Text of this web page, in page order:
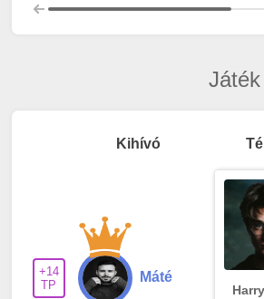
Kihívó
+14
TP
Máté